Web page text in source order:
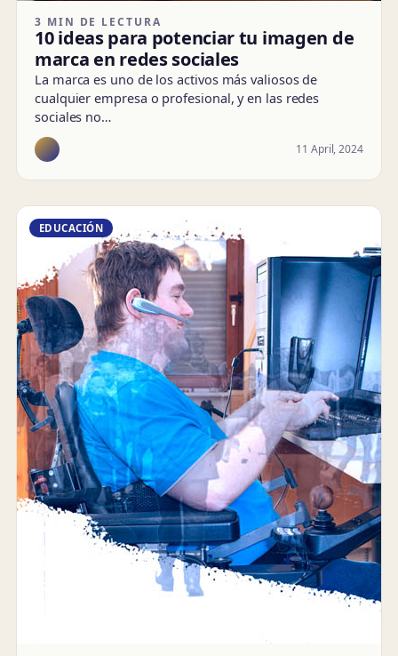
3 MIN DE LECTURA
10 ideas para potenciar tu imagen de
marca en redes sociales
La marca es uno de los activos más valiosos de
cualquier empresa o profesional, y en las redes
sociales no…
11 April, 2024
EDUCACIÓN